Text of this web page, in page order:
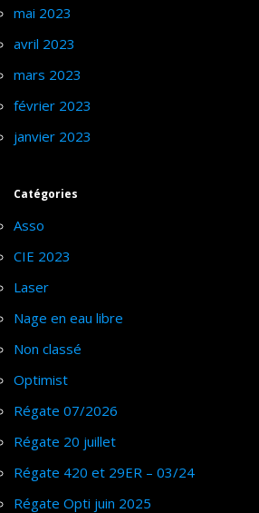
mai 2023
avril 2023
mars 2023
février 2023
janvier 2023
Catégories
Asso
CIE 2023
Laser
Nage en eau libre
Non classé
Optimist
Régate 07/2026
Régate 20 juillet
Régate 420 et 29ER – 03/24
Régate Opti juin 2025